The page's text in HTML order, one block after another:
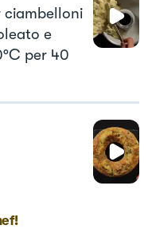
ciambelloni
e
per 40